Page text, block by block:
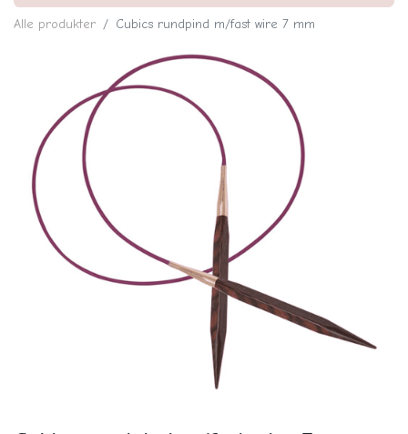
Alle produkter Cubics rundpind m/fast wire 7 mm